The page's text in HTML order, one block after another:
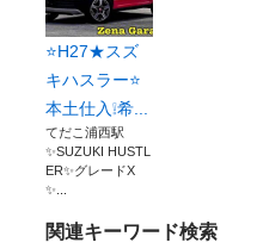
⭐H27★スズ
キハスラー⭐
本土仕入❕希...
てだこ浦西駅
✨SUZUKI HUSTL
ER✨グレードX
✨...
関連キーワード検索